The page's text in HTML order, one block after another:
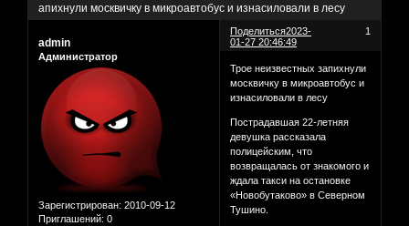
апихнули москвичку в микроавтобус и изнасиловали в лесу
Поделиться 1
2023-
01-27 20:46:49
admin
Администратор
Зарегистрирован: 2010-09-12
Приглашений: 0
Трое неизвестных запихнули
москвичку в микроавтобус и
изнасиловали в лесу
Пострадавшая 22-летняя
девушка рассказала
полицейским, что
возвращалась от знакомого и
ждала такси на остановке
«Новобутаково» в Северном
Тушино.